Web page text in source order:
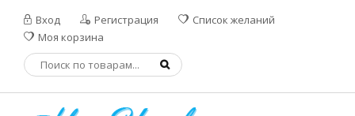
Вход Регистрация
Список желаний
Моя корзина